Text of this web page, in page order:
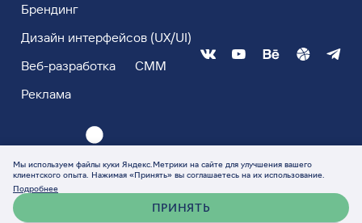
Брендинг
Дизайн интерфейсов (UX/UI)
Веб-разработка
СММ
Реклама
Мы используем файлы куки Яндекс.Метрики на сайте для улучшения вашего
клиентского опыта. Нажимая «Принять» вы соглашаетесь на их использование.
Подробнее
ПРИНЯТЬ